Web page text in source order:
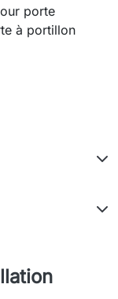
porte
à portillon